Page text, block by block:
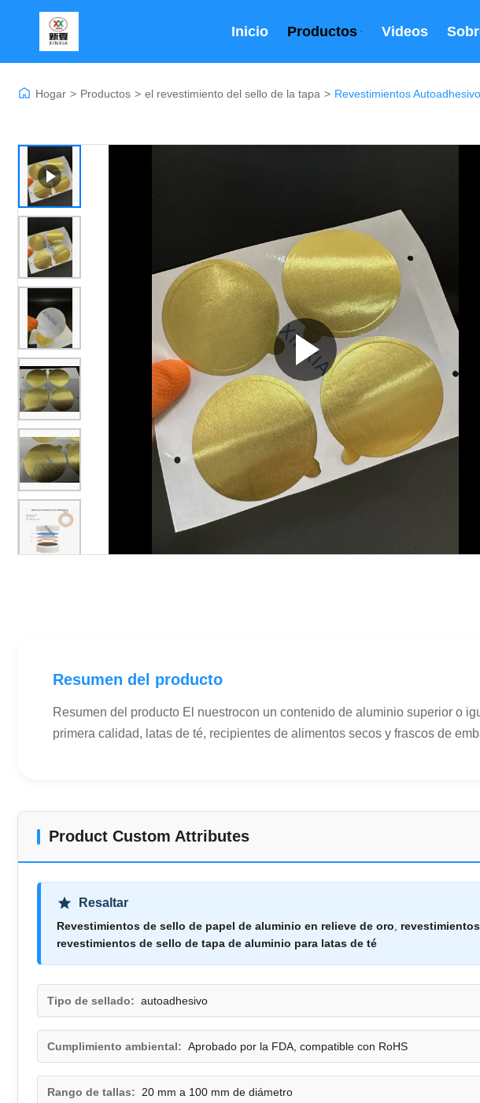
Inicio Productos Videos
Hogar > Productos > el revestimiento del sello de la tapa > Revestimientos
Resumen del producto
Resumen del producto El nuestrocon un contenido de aluminio superior o
primera calidad, latas de té, recipientes de alimentos secos y frascos de
Product Custom Attributes
Resaltar
Revestimientos de sello de papel de aluminio en relieve de oro
revestimientos de sello de tapa de aluminio para latas de té
Tipo de sellado: autoadhesivo
Cumplimiento ambiental: Aprobado por la FDA, compatible con RoHS
Rango de tallas: 20 mm a 100 mm de diámetro